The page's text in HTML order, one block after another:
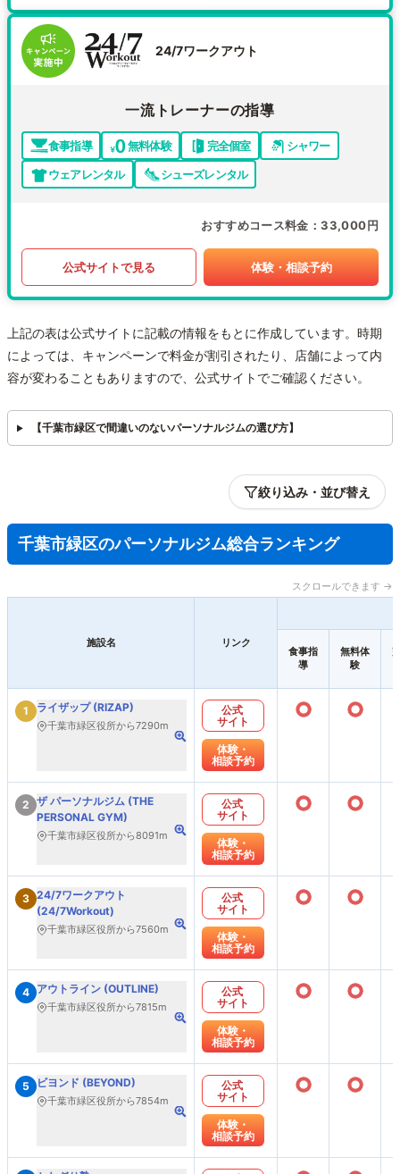
24/7ワークアウト
一流トレーナーの指導
食事指導 無料体験 完全個室
シャワー
ウェアレンタル
シューズレンタル
おすすめコース料金 33,000円
公式サイトで見る 体験・相談予約
上記の表は公式サイトに記載の情報をもとに作成しています。時期
によっては、キャンペーンで料金が割引されたり、店舗によって内
容が変わることもありますので、公式サイトでご確認ください。
【千葉市緑区で間違いのないパーソナルジムの選び方】
絞り込み・並び替え
千葉市緑区のパーソナルジム総合ランキング
スクロールできます →
施設名 リンク
食事指
導
無料体
験
1 ライザップ (RIZAP)
千葉市緑区役所から7290m
公式
サイト
体験・
相談予約
○ ○
2 ザ パーソナルジム (THE
PERSONAL GYM)
千葉市緑区役所から8091m
公式
サイト
体験・
相談予約
○ ○
3 24/7ワークアウト
(24/7Workout)
千葉市緑区役所から7560m
公式
サイト
体験・
相談予約
○ ○
4 アウトライン (OUTLINE)
千葉市緑区役所から7815m
公式
サイト
体験・
相談予約
○ ○
5 ビヨンド (BEYOND)
千葉市緑区役所から7854m
公式
サイト
体験・
相談予約
○ ○